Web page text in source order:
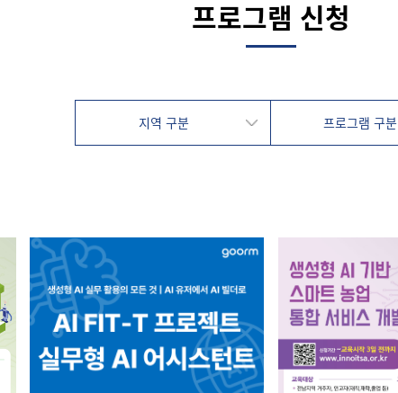
프로그램 신청
지역 구분 프로그램 구분